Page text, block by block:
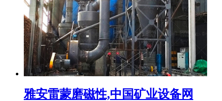
雅安雷蒙磨磁性,中国矿业设备网